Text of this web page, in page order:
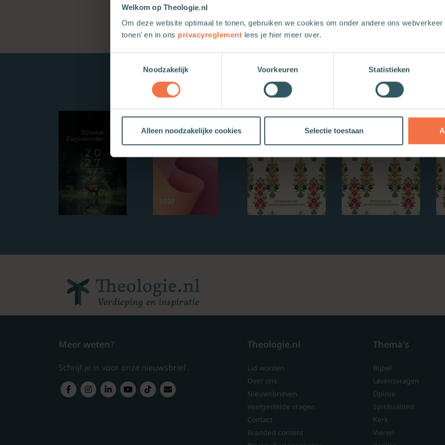
Welkom op Theologie.nl
Om deze website optimaal te tonen, gebruiken we cookies om onder andere ons webverkeer
tonen’ en in ons privacyreglement lees je hier meer over.
Noodzakelijk
Voorkeuren Statistieken
Alleen noodzakelijke cookies Selectie toestaan
Nieuwe boeken
Meer weten?
Schrijf je in voor onze nieuwsbrief.
Theologie.nl
Lid worden
Over ons
Nieuwsbrieven
Veelgestelde vragen
Contact
Branded content
Thema's
Bijbel
Levensvragen
Opinie
Spiritualiteit
Kerk
Vieren